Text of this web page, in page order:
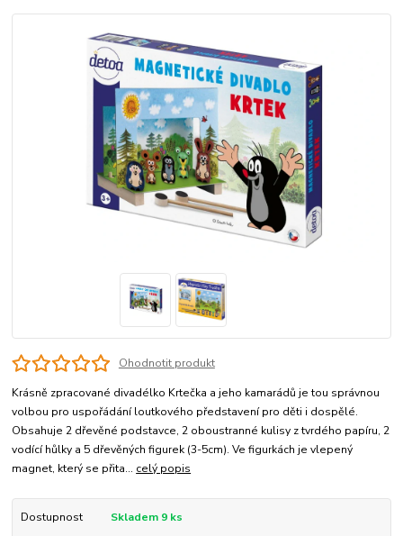
Ohodnotit produkt
Krásně zpracované divadélko Krtečka a jeho kamarádů je tou správnou
volbou pro uspořádání loutkového představení pro děti i dospělé.
Obsahuje 2 dřevěné podstavce, 2 oboustranné kulisy z tvrdého papíru, 2
vodící hůlky a 5 dřevěných figurek (3-5cm). Ve figurkách je vlepený
magnet, který se přita... celý popis
Dostupnost Skladem 9 ks